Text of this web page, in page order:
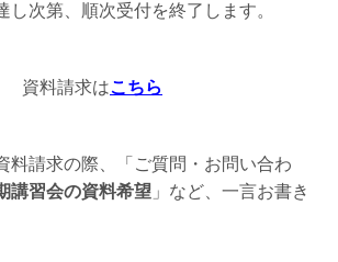
し次第、順次受付を終了します。
資料請求はこちら
料請求の際、「ご質問・お問い合わ
講習会の資料希望」など、一言お書き